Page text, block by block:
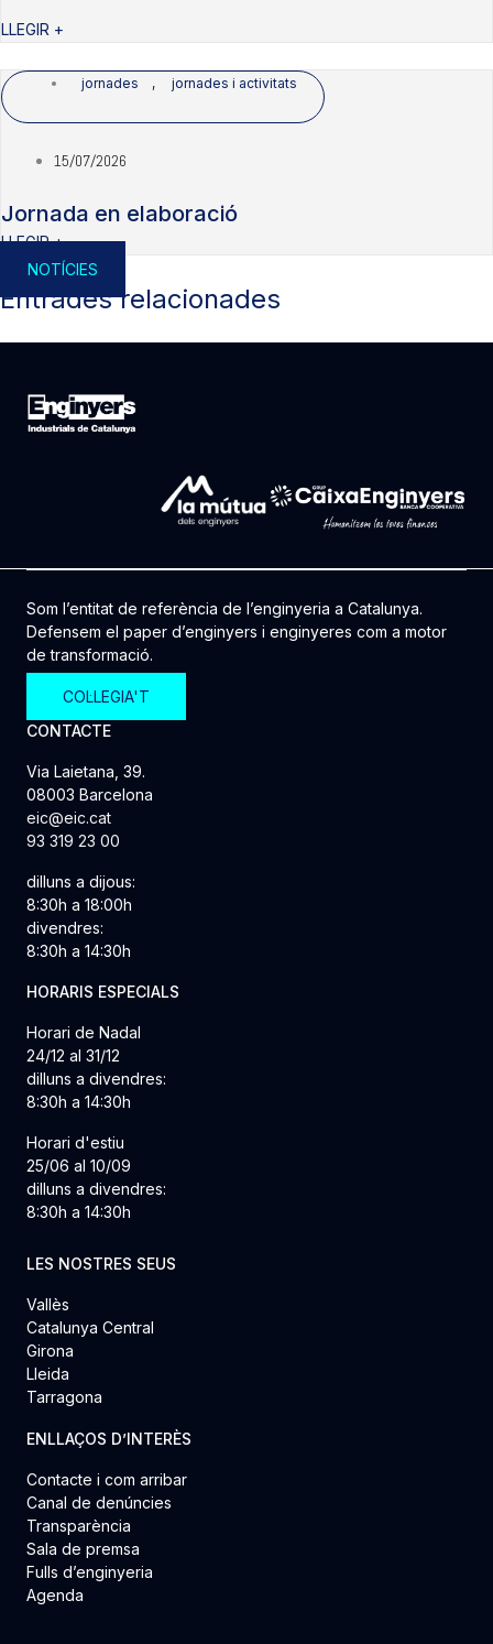
LLEGIR +
jornades , jornades i activitats
15/07/2026
Jornada en elaboració
LLEGIR +
NOTÍCIES
Entrades relacionades
Som l’entitat de referència de l’enginyeria a Catalunya.
Defensem el paper d’enginyers i enginyeres com a motor
de transformació.
COL·LEGIA'T
CONTACTE
Via Laietana, 39.
08003 Barcelona
eic@eic.cat
93 319 23 00
dilluns a dijous:
8:30h a 18:00h
divendres:
8:30h a 14:30h
HORARIS ESPECIALS
Horari de Nadal
24/12 al 31/12
dilluns a divendres:
8:30h a 14:30h
Horari d'estiu
25/06 al 10/09
dilluns a divendres:
8:30h a 14:30h
LES NOSTRES SEUS
Vallès
Catalunya Central
Girona
Lleida
Tarragona
ENLLAÇOS D’INTERÈS
Contacte i com arribar
Canal de denúncies
Transparència
Sala de premsa
Fulls d’enginyeria
Agenda